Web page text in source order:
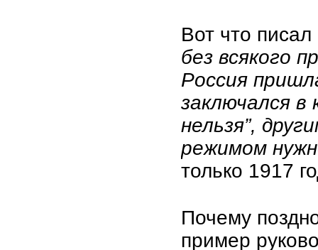
Вот что
без всякого
Россия
заключался в
нельзя”,
режимом
только 1917
Почему
пример